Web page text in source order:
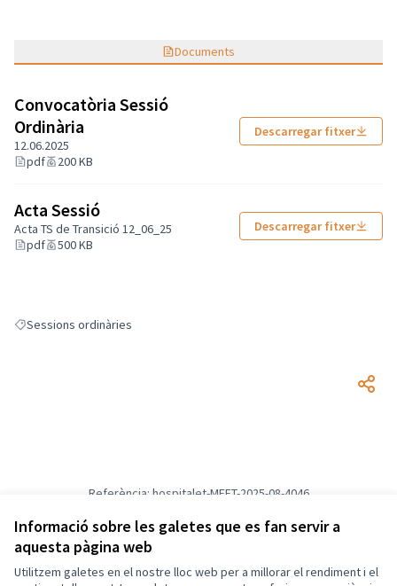
Informació sobre les galetes que es fan servir a
aquesta pàgina web
Utilitzem galetes en el nostre lloc web per a millorar el rendiment i el
Documents
Convocatòria Sessió
Ordinària
12.06.2025
pdf
200 KB
Descarregar fitxer
Acta Sessió
Acta TS de Transició 12_06_25
pdf
500 KB
Descarregar fitxer
Resultats en filtrar per: Sessions ordinàries
Sessions ordinàries
Referència: hospitalet-MEET-2025-08-4046
Afegir al calendari
Termes i condicions d'ús